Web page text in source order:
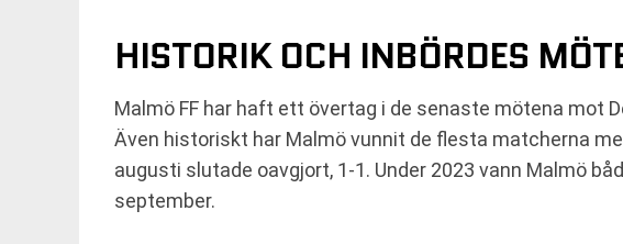
HISTORIK OCH INBÖRDES
Malmö FF har haft ett övertag i de senaste mötena mot
Även historiskt har Malmö vunnit de flesta matcherna
augusti slutade oavgjort, 1-1. Under 2023 vann Malmö
september.